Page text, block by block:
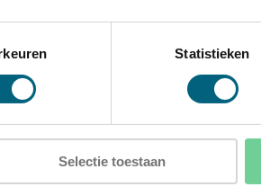
Statistieken
Selectie toestaan